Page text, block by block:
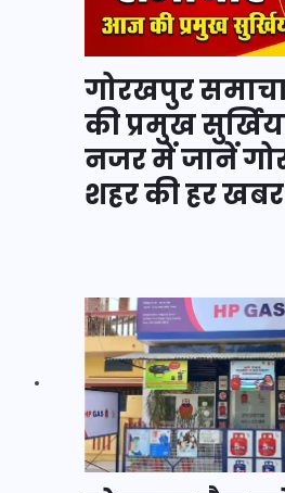
गोरखपुर
की प्रमुख
नजर में जानें
शहर की हर खबर